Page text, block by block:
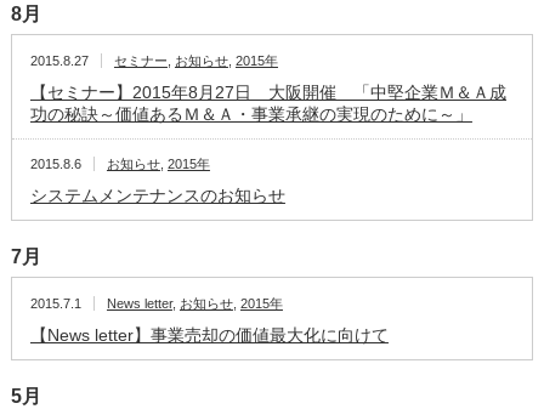
8月
2015.8.27 セミナー お知らせ, 2015年
【セミナー】2015年8月27日 大阪開催 「中堅企業Ｍ＆Ａ成
功の秘訣～価値あるＭ＆Ａ・事業承継の実現のために～」
2015.8.6 お知らせ, 2015年
システムメンテナンスのお知らせ
7月
2015.7.1 News letter, お知らせ, 2015年
【News letter】事業売却の価値最大化に向けて
5月